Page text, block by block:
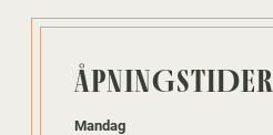
ÅPNINGSTIDER
Mandag